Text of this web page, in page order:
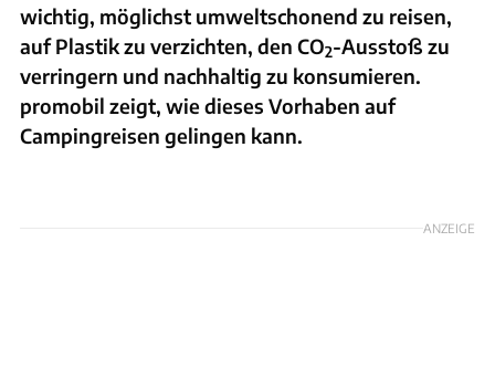
wichtig, möglichst umweltschonend zu reisen,
auf Plastik zu verzichten, den CO2-Ausstoß zu
verringern und nachhaltig zu konsumieren.
promobil zeigt, wie dieses Vorhaben auf
Campingreisen gelingen kann.
ANZEIGE